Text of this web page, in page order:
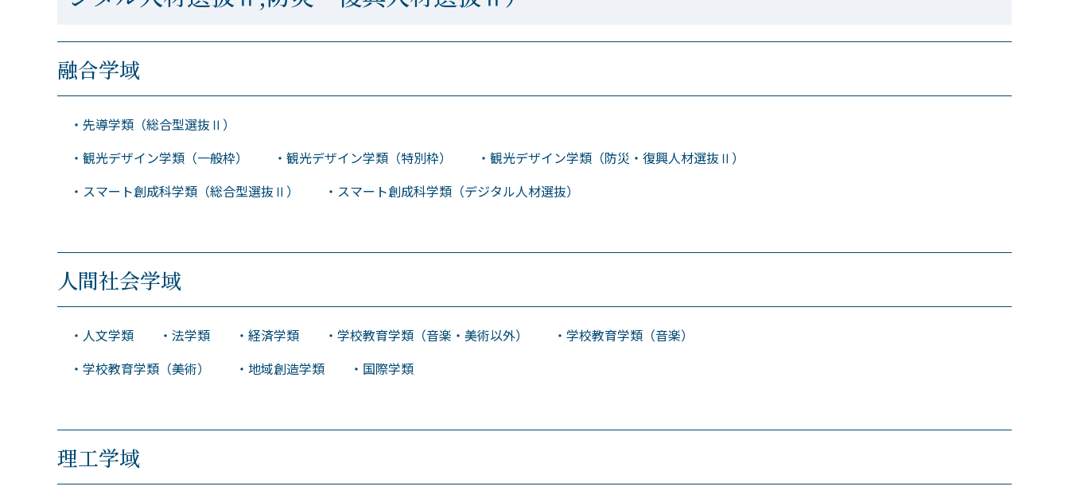
融合学域
・先導学類（総合型選抜Ⅱ）
・観光デザイン学類（一般枠） ・観光デザイン学類（特別枠） ・観光デザイン学類（防災・復興人材選抜Ⅱ）
・スマート創成科学類（総合型選抜Ⅱ） ・スマート創成科学類（デジタル人材選抜）
人間社会学域
・人文学類 ・法学類 ・経済学類 ・学校教育学類（音楽・美術以外） ・学校教育学類（音楽）
・学校教育学類（美術） ・地域創造学類 ・国際学類
理工学域